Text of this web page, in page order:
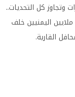
وتجاوز كل التحديات..
اليمنيين خلف
القارية.